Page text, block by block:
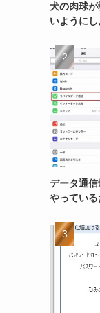
犬の肉球
いようにし
データ通
やってい